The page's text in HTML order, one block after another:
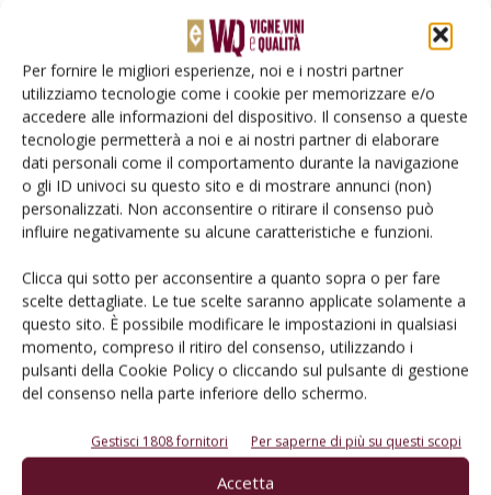
Per fornire le migliori esperienze, noi e i nostri partner
utilizziamo tecnologie come i cookie per memorizzare e/o
accedere alle informazioni del dispositivo. Il consenso a queste
tecnologie permetterà a noi e ai nostri partner di elaborare
dati personali come il comportamento durante la navigazione
o gli ID univoci su questo sito e di mostrare annunci (non)
personalizzati. Non acconsentire o ritirare il consenso può
influire negativamente su alcune caratteristiche e funzioni.
Clicca qui sotto per acconsentire a quanto sopra o per fare
scelte dettagliate. Le tue scelte saranno applicate solamente a
questo sito. È possibile modificare le impostazioni in qualsiasi
momento, compreso il ritiro del consenso, utilizzando i
pulsanti della Cookie Policy o cliccando sul pulsante di gestione
del consenso nella parte inferiore dello schermo.
Gestisci 1808 fornitori Per saperne di più su questi scopi
Accetta
Rimani aggiornato sul mondo
dell’agricoltura
Iscriviti alle nostre newsletter